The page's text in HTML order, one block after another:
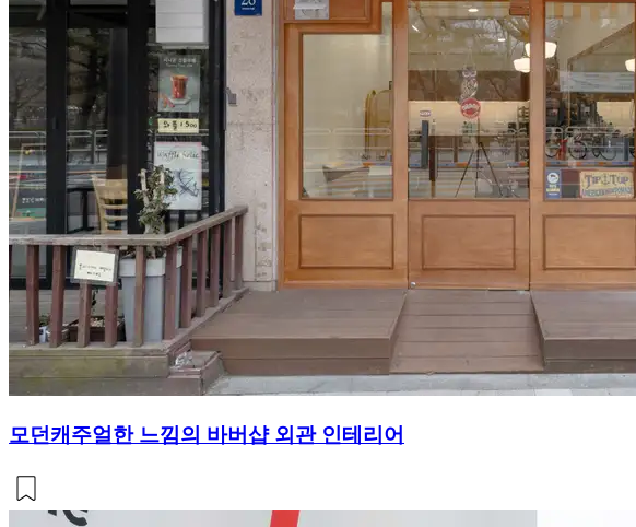
모던캐주얼한 느낌의 바버샵 외관 인테리어